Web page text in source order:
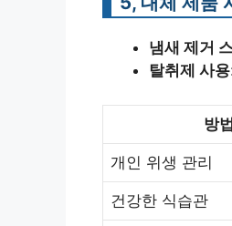
냄새 제거
탈취제 사용
방법
개인 위생 관리
건강한 식습관